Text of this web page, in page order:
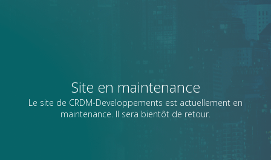
Site en maintenance
Le site de CRDM-Developpements est actuellement en
maintenance. Il sera bientôt de retour.